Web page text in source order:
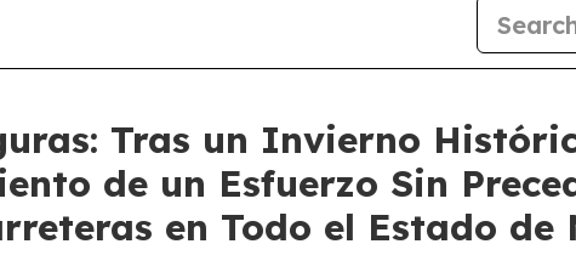
Tras un Invierno
de un Esfuerzo Sin
en Todo el Estado de